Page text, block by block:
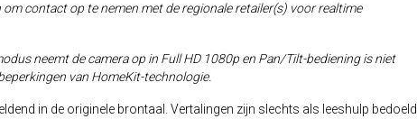
contact op te nemen met de regionale retailer(s) voor realtime
neemt de camera op in Full HD 1080p en Pan/Tilt-bediening is niet
van HomeKit-technologie.
in de originele brontaal. Vertalingen zijn slechts als leeshulp bedoeld